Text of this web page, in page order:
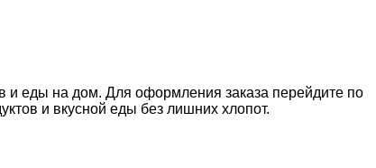
и еды на дом. Для оформления заказа перейдите по
и вкусной еды без лишних хлопот.